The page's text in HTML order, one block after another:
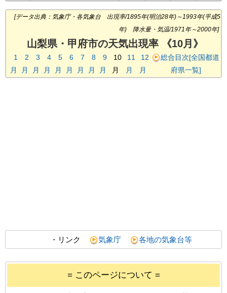
[データ出典：気象庁・各気象台 出現率/1895年(明治28年)～1993年(平成5
年) 降水量・気温/1971年～2000年]
山梨県・甲府市の天気出現率 《10月》
1
月
2
月
3
月
4
月
5
月
6
月
7
月
8
月
9
月
10
月
11
月
12
月
総合目次[全国都道
府県一覧]
・リンク 気象庁 各地の気象台等
= このページについて =